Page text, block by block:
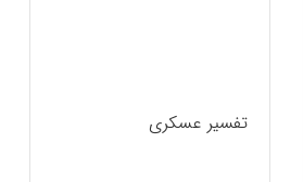
تفسیر عسکری